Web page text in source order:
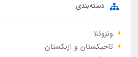
دسته‌بندی
ونزوئلا
تاجیکستان و ازبکستان